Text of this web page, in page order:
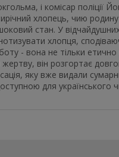
і комісар поліції
хлопець, чию
стан. У
хлопця,
- вона не тільки
він розгортає
яку вже видали
для українського